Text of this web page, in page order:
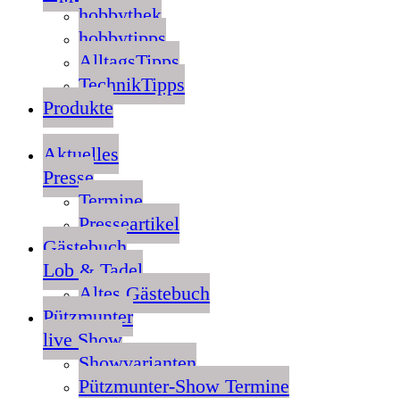
hobbythek
hobbytipps
AlltagsTipps
TechnikTipps
Produkte
Aktuelles
Presse
Termine
Presseartikel
Gästebuch
Lob & Tadel
Altes Gästebuch
Pützmunter
live Show
Showvarianten
Pützmunter-Show Termine